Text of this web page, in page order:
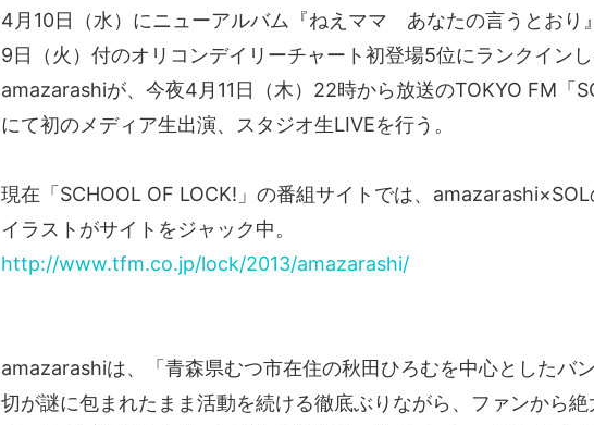
4月10日（水）にニューアルバム『ねえママ あなたの言うとおり
9日（火）付のオリコンデイリーチャート初登場5位にランクイン
amazarashiが、今夜4月11日（木）22時から放送のTOKYO FM「
にて初のメディア生出演、スタジオ生LIVEを行う。
現在「SCHOOL OF LOCK!」の番組サイトでは、
イラストがサイトをジャック中。
http://www.tfm.co.jp/lock/2013/amazarashi/
amazarashiは、「青森県むつ市在住の秋田ひろむを中心としたバ
切が謎に包まれたまま活動を続ける徹底ぶりながら、ファンから